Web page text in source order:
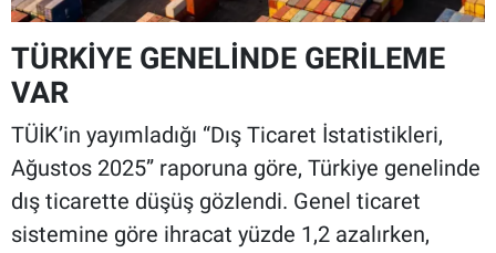
TÜRKİYE GENELİNDE GERİLEME
VAR
TÜİK’in yayımladığı “Dış Ticaret İstatistikleri,
Ağustos 2025” raporuna göre, Türkiye genelinde
dış ticarette düşüş gözlendi. Genel ticaret
sistemine göre ihracat yüzde 1,2 azalırken,